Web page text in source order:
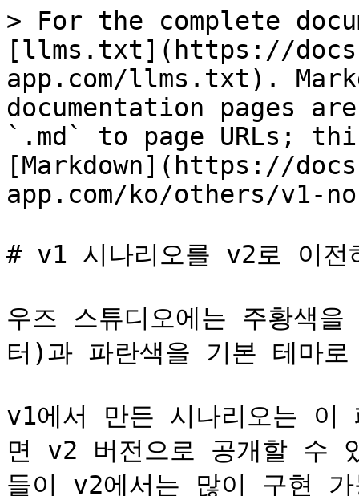
> For the complete
[llms.txt](https://
app.com/llms.txt).
documentation pages
`.md` to page URLs;
[Markdown](https://
app.com/ko/others/v1-
# v1 시나리오를 v2로 이전
우즈 스튜디오에는 주황색
터)과 파란색을 기본 테마
v1에서 만든 시나리오는 이
면 v2 버전으로 공개할 수
들이 v2에서는 많이 구현 가